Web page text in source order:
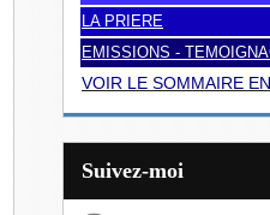
LA PRIERE
EMISSIONS -
VOIR LE SOMMAIRE
Suivez-moi